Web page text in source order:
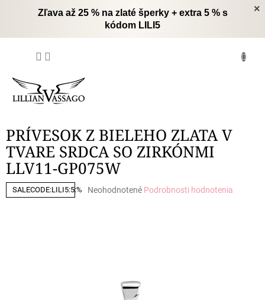
×
Zľava až 25 % na zlaté šperky + extra 5 % s
kódom LILI5
PRÍVESOK Z BIELEHO ZLATA V
TVARE SRDCA SO ZIRKÓNMI
LLV11-GP075W
SALECODE:LILI5:5:%
Priemerné
Neohodnotené Podrobnosti hodnotenia